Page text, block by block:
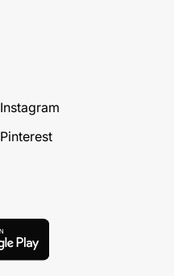
Instagram
Pinterest